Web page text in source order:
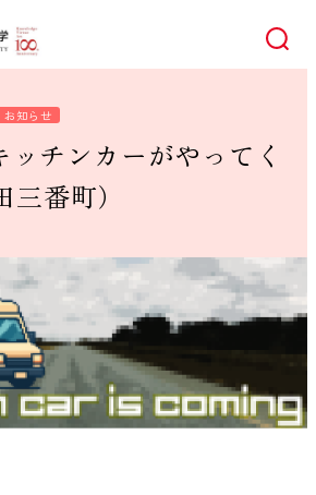
検索
お知らせ
ッチンカーがやってく
番町）